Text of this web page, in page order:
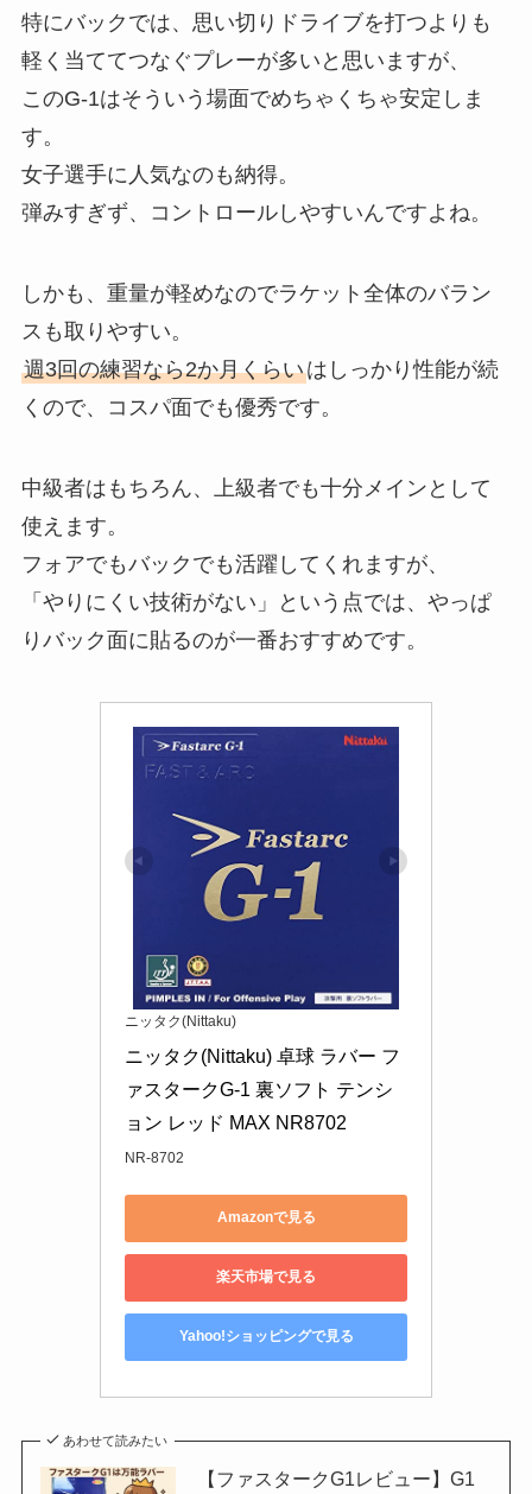
特にバックでは、思い切りドライブを打つよりも
軽く当ててつなぐプレーが多いと思いますが、
このG-1はそういう場面でめちゃくちゃ安定しま
す。
女子選手に人気なのも納得。
弾みすぎず、コントロールしやすいんですよね。
しかも、重量が軽めなのでラケット全体のバラン
スも取りやすい。
週3回の練習なら2か月くらいはしっかり性能が続
くので、コスパ面でも優秀です。
中級者はもちろん、上級者でも十分メインとして
使えます。
フォアでもバックでも活躍してくれますが、
「やりにくい技術がない」という点では、やっぱ
りバック面に貼るのが一番おすすめです。
ニッタク(Nittaku)
ニッタク(Nittaku) 卓球 ラバー フ
ァスタークG-1 裏ソフト テンシ
ョン レッド MAX NR8702
NR-8702
Amazonで見る
楽天市場で見る
Yahoo!ショッピングで見る
あわせて読みたい
【ファスタークG1レビュー】G1